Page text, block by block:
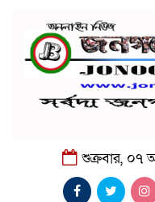
শুক্রবার, ০৭